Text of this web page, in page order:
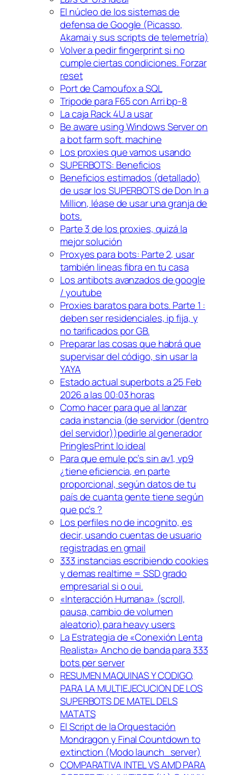
El núcleo de los sistemas de
defensa de Google (Picasso,
Akamai y sus scripts de telemetría)
Volver a pedir fingerprint si no
cumple ciertas condiciones. Forzar
reset
Port de Camoufox a SQL
Tripode para F65 con Arri bp-8
La caja Rack 4U a usar
Be aware using Windows Server on
a bot farm soft. machine
Los proxies que vamos usando
SUPERBOTS: Beneficios
Beneficios estimados (detallado)
de usar los SUPERBOTS de Don In a
Million, léase de usar una granja de
bots.
Parte 3 de los proxies, quizá la
mejor solución
Proxyes para bots: Parte 2, usar
también lineas fibra en tu casa
Los antibots avanzados de google
/ youtube
Proxies baratos para bots. Parte 1 :
deben ser residenciales, ip fija, y
no tarificados por GB.
Preparar las cosas que habrá que
supervisar del código, sin usar la
YAYA
Estado actual superbots a 25 Feb
2026 a las 00:03 horas
Como hacer para que al lanzar
cada instancia (de servidor (dentro
del servidor))pedirle al generador
PringlesPrint lo ideal
Para que emule pc’s sin av1, vp9
¿tiene eficiencia, en parte
proporcional, según datos de tu
país de cuanta gente tiene según
que pc’s ?
Los perfiles no de incognito, es
decir, usando cuentas de usuario
registradas en gmail
333 instancias escribiendo cookies
y demas realtime = SSD grado
empresarial si o oui.
«Interacción Humana» (scroll,
pausa, cambio de volumen
aleatorio) para heavy users
La Estrategia de «Conexión Lenta
Realista» Ancho de banda para 333
bots per server
RESUMEN MAQUINAS Y CODIGO,
PARA LA MULTIEJECUCION DE LOS
SUPERBOTS DE MATEL DELS
MATATS
El Script de la Orquestación
Mondragon y Final Countdown to
extinction (Modo launch_server)
COMPARATIVA INTEL VS AMD PARA